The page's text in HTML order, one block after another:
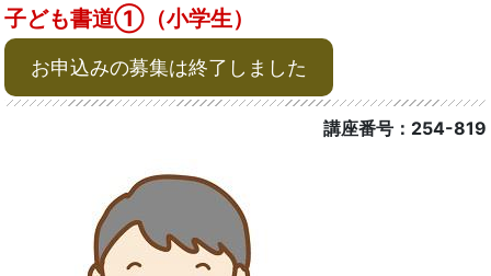
子ども書道①（小学生）
お申込みの募集は終了しました
講座番号：254-819